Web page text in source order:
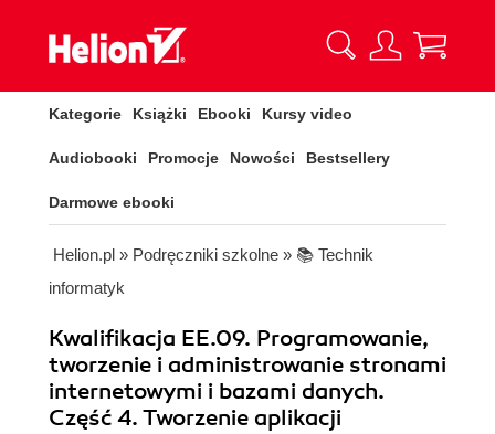
Kategorie Książki Ebooki Kursy video
Audiobooki Promocje Nowości Bestsellery
Darmowe ebooki
Helion.pl » Podręczniki szkolne » 📚 Technik
informatyk
Kwalifikacja EE.09. Programowanie,
tworzenie i administrowanie stronami
internetowymi i bazami danych.
Część 4. Tworzenie aplikacji